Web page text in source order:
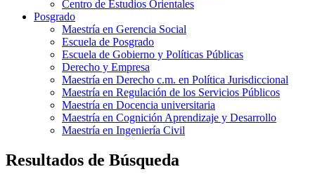
Centro de Estudios Orientales
Posgrado
Maestría en Gerencia Social
Escuela de Posgrado
Escuela de Gobierno y Políticas Públicas
Derecho y Empresa
Maestría en Derecho c.m. en Política Jurisdiccional
Maestría en Regulación de los Servicios Públicos
Maestría en Docencia universitaria
Maestría en Cognición Aprendizaje y Desarrollo
Maestría en Ingeniería Civil
Resultados de Búsqueda